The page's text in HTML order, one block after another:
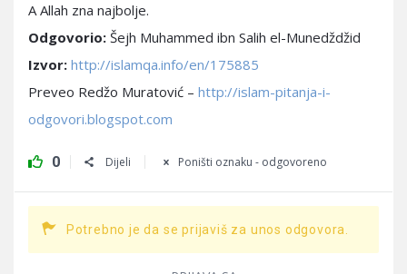
A Allah zna najbolje.
Odgovorio: Šejh Muhammed ibn Salih el-Munedždžid
Izvor: http://islamqa.info/en/175885
Preveo Redžo Muratović – http://islam-pitanja-i-
odgovori.blogspot.com
0 Dijeli Poništi oznaku - odgovoreno
Potrebno je da se prijaviš za unos odgovora.